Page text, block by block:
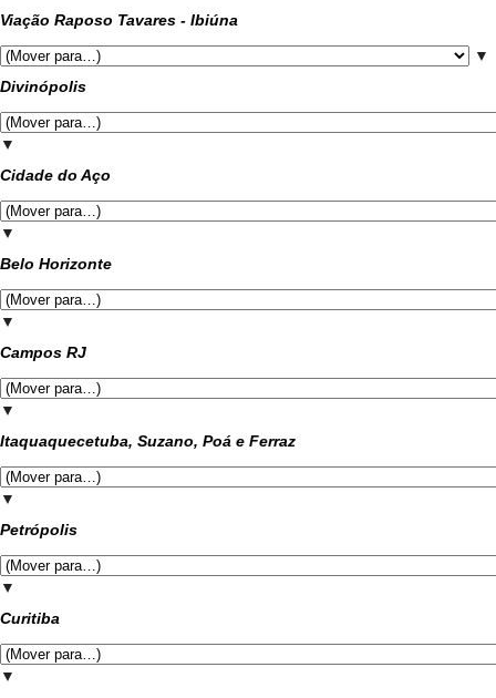
Viação Raposo Tavares - Ibiúna
▼
Divinópolis
▼
Cidade do Aço
▼
Belo Horizonte
▼
Campos RJ
▼
Itaquaquecetuba, Suzano, Poá e Ferraz
▼
Petrópolis
▼
Curitiba
▼